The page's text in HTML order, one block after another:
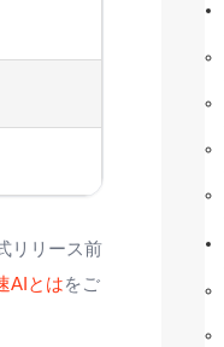
リリース前
AIとはをご